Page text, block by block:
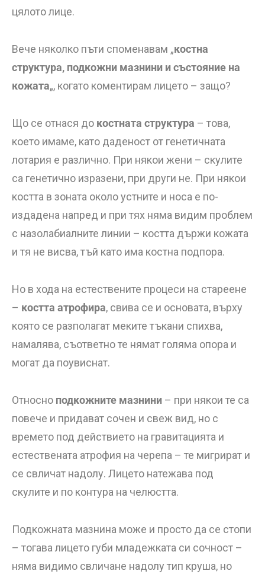
цялото лице.
Вече няколко пъти споменавам „костна
структура, подкожни мазнини и състояние на
кожата„, когато коментирам лицето – защо?
Що се отнася до костната структура – това,
което имаме, като даденост от генетичната
лотария е различно. При някои жени – скулите
са генетично изразени, при други не. При някои
костта в зоната около устните и носа е по-
издадена напред и при тях няма видим проблем
с назолабиалните линии – костта държи кожата
и тя не висва, тъй като има костна подпора.
Но в хода на естествените процеси на стареене
– костта атрофира, свива се и основата, върху
която се разполагат меките тъкани спихва,
намалява, съответно те нямат голяма опора и
могат да поувиснат.
Относно подкожните мазнини – при някои те са
повече и придават сочен и свеж вид, но с
времето под действието на гравитацията и
естествената атрофия на черепа – те мигрират и
се свличат надолу. Лицето натежава под
скулите и по контура на челюстта.
Подкожната мазнина може и просто да се стопи
– тогава лицето губи младежката си сочност –
няма видимо свличане надолу тип круша, но